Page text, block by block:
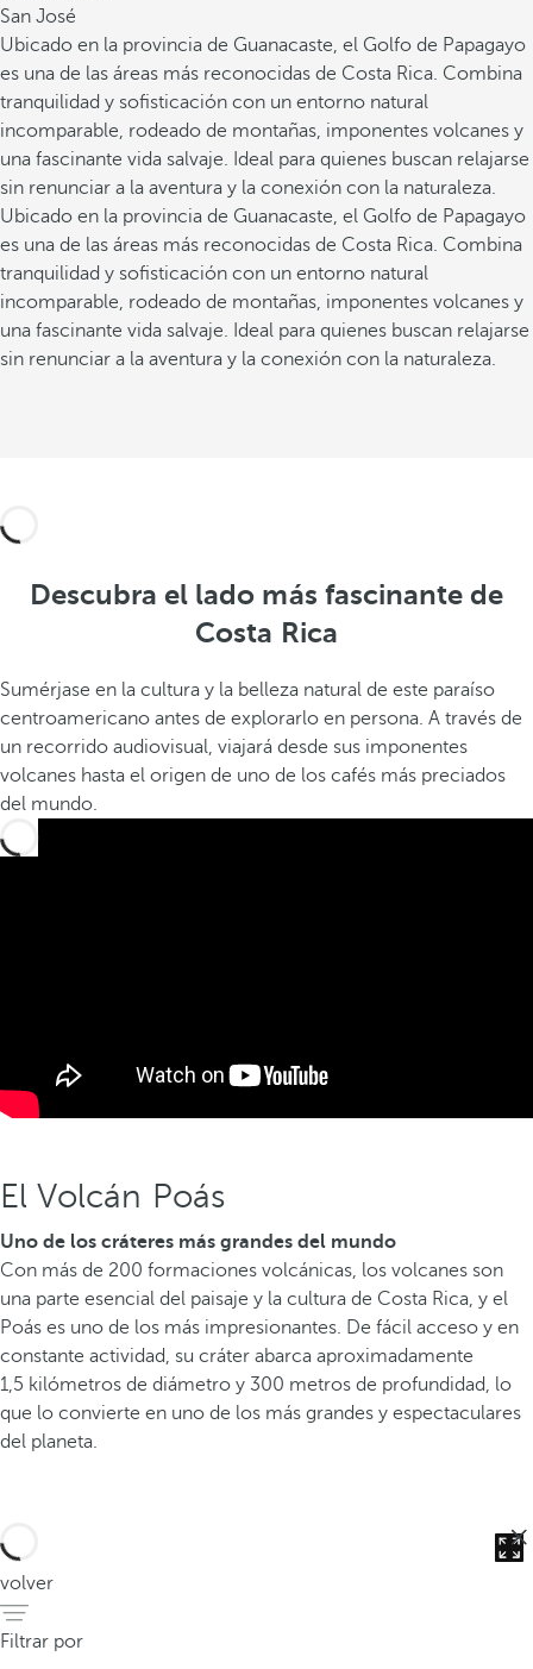
San José
Ubicado en la provincia de Guanacaste, el Golfo de Papagayo
es una de las áreas más reconocidas de Costa Rica. Combina
tranquilidad y sofisticación con un entorno natural
incomparable, rodeado de montañas, imponentes volcanes y
una fascinante vida salvaje. Ideal para quienes buscan relajarse
sin renunciar a la aventura y la conexión con la naturaleza.
Ubicado en la provincia de Guanacaste, el Golfo de Papagayo
es una de las áreas más reconocidas de Costa Rica. Combina
tranquilidad y sofisticación con un entorno natural
incomparable, rodeado de montañas, imponentes volcanes y
una fascinante vida salvaje. Ideal para quienes buscan relajarse
sin renunciar a la aventura y la conexión con la naturaleza.
Descubra el lado más fascinante de
Costa Rica
Sumérjase en la cultura y la belleza natural de este paraíso
centroamericano antes de explorarlo en persona. A través de
un recorrido audiovisual, viajará desde sus imponentes
volcanes hasta el origen de uno de los cafés más preciados
del mundo.
El Volcán Poás
Uno de los cráteres más grandes del mundo
Con más de 200 formaciones volcánicas, los volcanes son
una parte esencial del paisaje y la cultura de Costa Rica, y el
Poás es uno de los más impresionantes. De fácil acceso y en
constante actividad, su cráter abarca aproximadamente
1,5 kilómetros de diámetro y 300 metros de profundidad, lo
que lo convierte en uno de los más grandes y espectaculares
del planeta.
volver
Filtrar por
C
o